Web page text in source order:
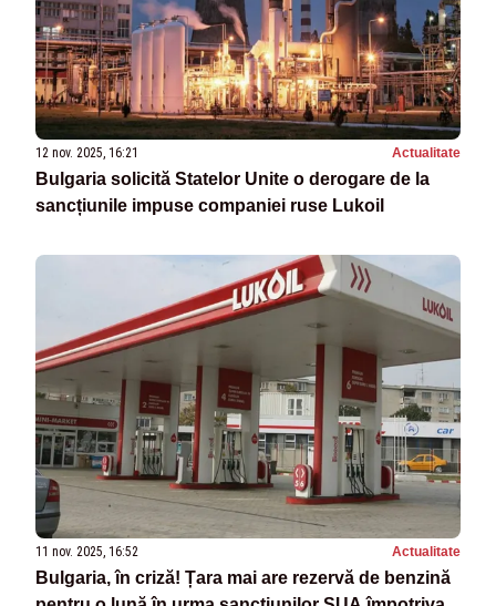
12 nov. 2025, 16:21 Actualitate
Bulgaria solicită Statelor Unite o derogare de la
sancțiunile impuse companiei ruse Lukoil
11 nov. 2025, 16:52 Actualitate
Bulgaria, în criză! Țara mai are rezervă de benzină